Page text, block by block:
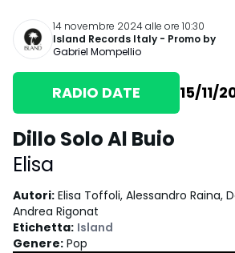
14 novembre 2024 alle ore 10:30
Island Records Italy - Promo by
Gabriel Mompellio
RADIO DATE 15/11/
Dillo Solo Al Buio
Elisa
Autori: Elisa Toffoli, Alessandro Raina,
Andrea Rigonat
Etichetta: Island
Genere: Pop